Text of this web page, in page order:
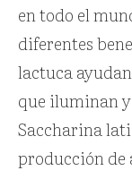
en todo el
diferentes
lactuca
que iluminan
Saccharina
producción de